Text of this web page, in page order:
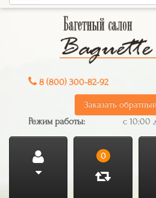
8 (800) 300-82-92
Заказать
Режим работы: с 10:00
0